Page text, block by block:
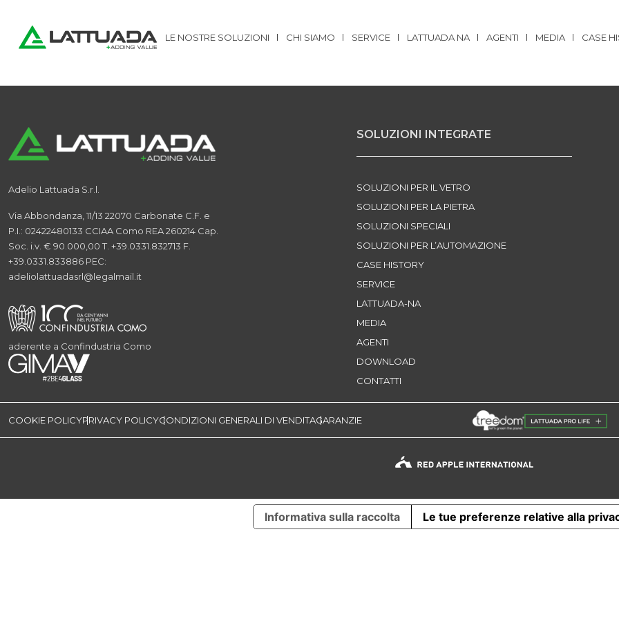
LE NOSTRE SOLUZIONI CHI SIAMO SERVICE LATTUADA NA AGENTI MEDIA CASE
Ingombri:2.200x1.150 xH1.750 mm;
Adelio Lattuada S.r.l.
Via Abbondanza, 11/13 22070 Carbonate C.F. e
P.I.: 02422480133 CCIAA Como REA 260214 Cap.
Soc. i.v. € 90.000,00 T. +39.0331.832713 F.
+39.0331.833886 PEC:
adeliolattuadasrl@legalmail.it
aderente a Confindustria Como
SOLUZIONI INTEGRATE
SOLUZIONI PER IL VETRO
SOLUZIONI PER LA PIETRA
SOLUZIONI SPECIALI
SOLUZIONI PER L’AUTOMAZIONE
CASE HISTORY
SERVICE
LATTUADA-NA
MEDIA
AGENTI
DOWNLOAD
CONTATTI
COOKIE POLICYPRIVACY POLICYCONDIZIONI GENERALI DI VENDITAGARANZIE
Informativa sulla raccolta Le tue preferenze relative alla